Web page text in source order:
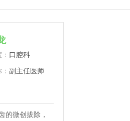
口腔科
副主任医师
的微创拔除，